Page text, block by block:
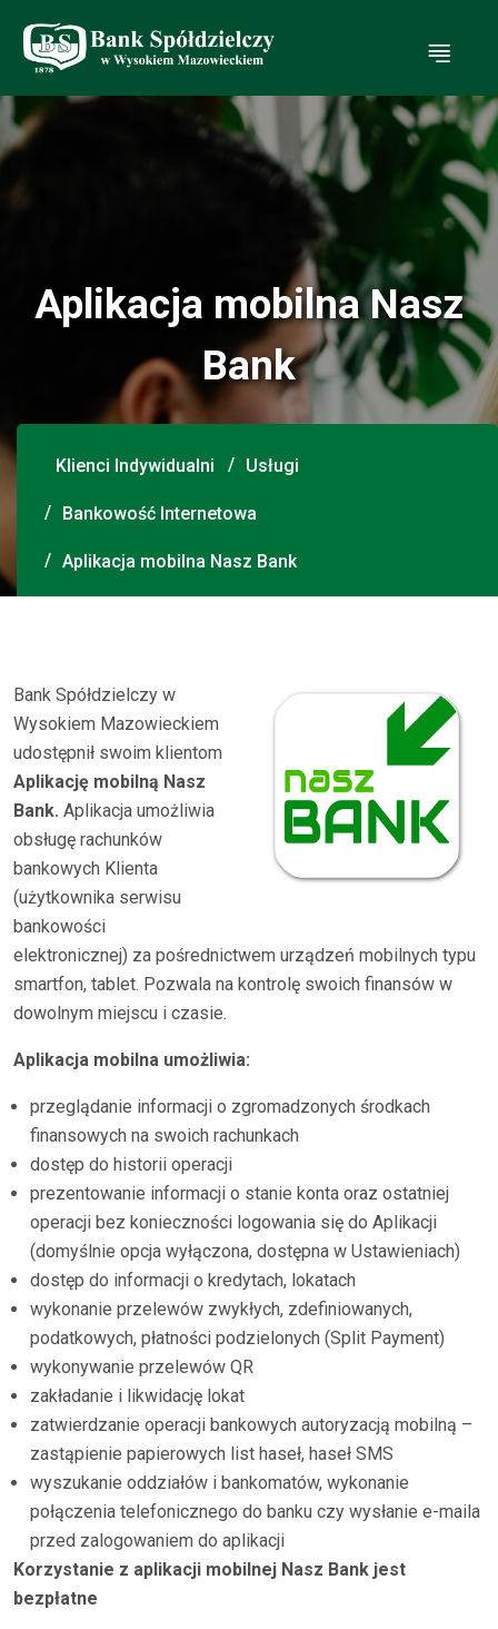
Aplikacja mobilna Nasz
Bank
Klienci Indywidualni Usługi
Bankowość Internetowa
Aplikacja mobilna Nasz Bank
Bank Spółdzielczy w
Wysokiem Mazowieckiem
udostępnił swoim klientom
Aplikację mobilną Nasz
Bank. Aplikacja umożliwia
obsługę rachunków
bankowych Klienta
(użytkownika serwisu
bankowości
elektronicznej) za pośrednictwem urządzeń mobilnych typu
smartfon, tablet. Pozwala na kontrolę swoich finansów w
dowolnym miejscu i czasie.
Aplikacja mobilna umożliwia:
przeglądanie informacji o zgromadzonych środkach
finansowych na swoich rachunkach
dostęp do historii operacji
prezentowanie informacji o stanie konta oraz ostatniej
operacji bez konieczności logowania się do Aplikacji
(domyślnie opcja wyłączona, dostępna w Ustawieniach)
dostęp do informacji o kredytach, lokatach
wykonanie przelewów zwykłych, zdefiniowanych,
podatkowych, płatności podzielonych (Split Payment)
wykonywanie przelewów QR
zakładanie i likwidację lokat
zatwierdzanie operacji bankowych autoryzacją mobilną –
zastąpienie papierowych list haseł, haseł SMS
wyszukanie oddziałów i bankomatów, wykonanie
połączenia telefonicznego do banku czy wysłanie e-maila
przed zalogowaniem do aplikacji
Korzystanie z aplikacji mobilnej Nasz Bank jest
bezpłatne